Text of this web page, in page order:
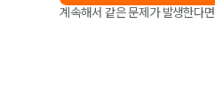
계속해서 같은 문제가 발생한다면